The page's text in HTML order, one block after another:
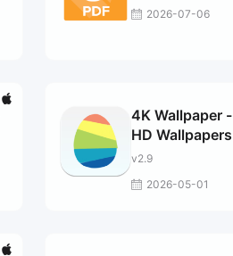
2026-07-06
4K Wallpaper -
HD Wallpapers
v2.9
2026-05-01